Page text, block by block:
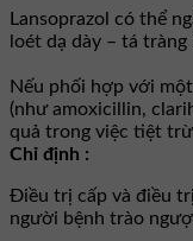
Lansoprazol có thể
loét dạ dày – tá
Nếu phối hợp với
(như amoxicillin,
quả trong việc tiệt
Chỉ định :
Điều trị cấp và điều
người bệnh trào